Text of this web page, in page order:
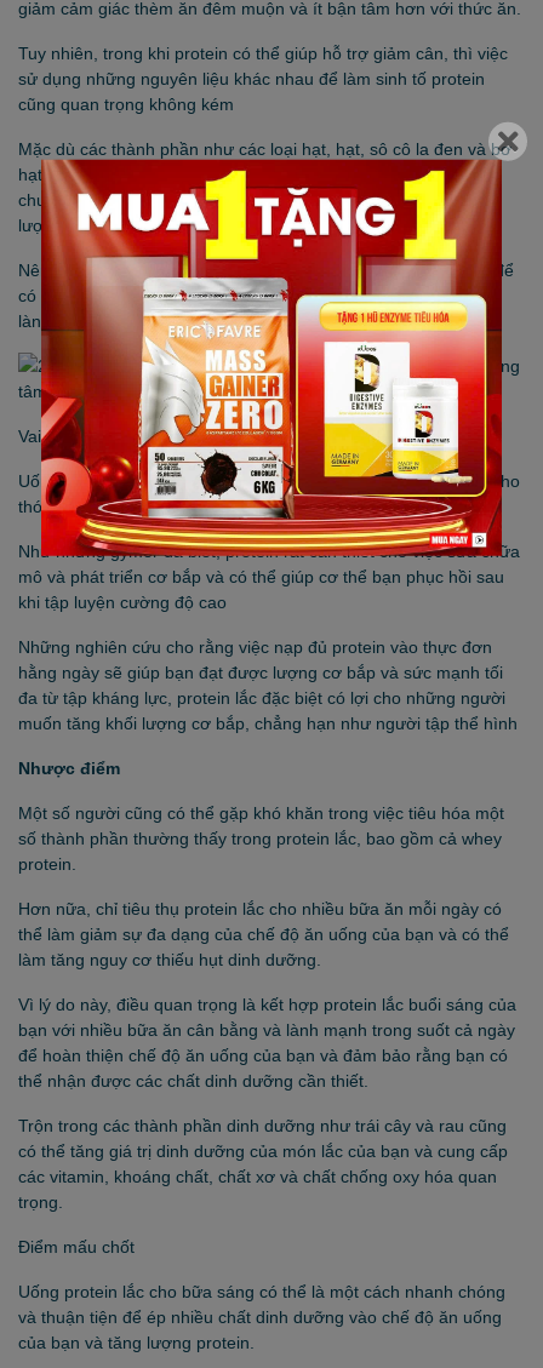
giảm cảm giác thèm ăn đêm muộn và ít bận tâm hơn với thức ăn.
Tuy nhiên, trong khi protein có thể giúp hỗ trợ giảm cân, thì việc
sử dụng những nguyên liệu khác nhau để làm sinh tố protein
cũng quan trọng không kém
Mặc dù các thành phần như các loại hạt, hạt, sô cô la đen và bơ
hạt có thể tốt cho sức khỏe và bổ dưỡng, nhưng chúng cũng
chưa rất nhiều calo và có thể gây tăng cân nếu tiêu thụ với số
lượng lớn.
Nên hãy chọn lọc những nguyên liệu dùng làm sinh tố protein để
có thể giúp bạn giữ lượng calo được cân bằng và biến protein
lành mạnh của bạn thành một món ăn có hàm lượng calo cao
Vai trò đối với thể chất
Uống protein lắc đầu tiên vào buổi sáng có thể đặc biệt có lợi cho
thói quen tập luyện của bạn.
Như những gymer đã biết, protein rất cần thiết cho việc sửa chữa
mô và phát triển cơ bắp và có thể giúp cơ thể bạn phục hồi sau
khi tập luyện cường độ cao
Những nghiên cứu cho rằng việc nạp đủ protein vào thực đơn
hằng ngày sẽ giúp bạn đạt được lượng cơ bắp và sức mạnh tối
đa từ tập kháng lực, protein lắc đặc biệt có lợi cho những người
muốn tăng khối lượng cơ bắp, chẳng hạn như người tập thể hình
Nhược điểm
Một số người cũng có thể gặp khó khăn trong việc tiêu hóa một
số thành phần thường thấy trong protein lắc, bao gồm cả whey
protein.
Hơn nữa, chỉ tiêu thụ protein lắc cho nhiều bữa ăn mỗi ngày có
thể làm giảm sự đa dạng của chế độ ăn uống của bạn và có thể
làm tăng nguy cơ thiếu hụt dinh dưỡng.
Vì lý do này, điều quan trọng là kết hợp protein lắc buổi sáng của
bạn với nhiều bữa ăn cân bằng và lành mạnh trong suốt cả ngày
để hoàn thiện chế độ ăn uống của bạn và đảm bảo rằng bạn có
thể nhận được các chất dinh dưỡng cần thiết.
Trộn trong các thành phần dinh dưỡng như trái cây và rau cũng
có thể tăng giá trị dinh dưỡng của món lắc của bạn và cung cấp
các vitamin, khoáng chất, chất xơ và chất chống oxy hóa quan
trọng.
Điểm mấu chốt
Uống protein lắc cho bữa sáng có thể là một cách nhanh chóng
và thuận tiện để ép nhiều chất dinh dưỡng vào chế độ ăn uống
của bạn và tăng lượng protein.